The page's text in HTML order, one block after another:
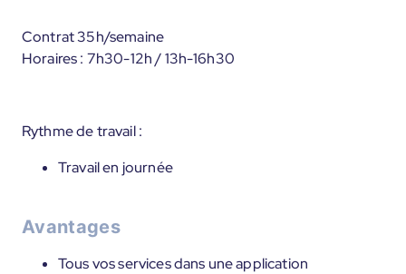
Contrat 35h/semaine
Horaires : 7h30-12h / 13h-16h30
Rythme de travail :
Travail en journée
Avantages
Tous vos services dans une application